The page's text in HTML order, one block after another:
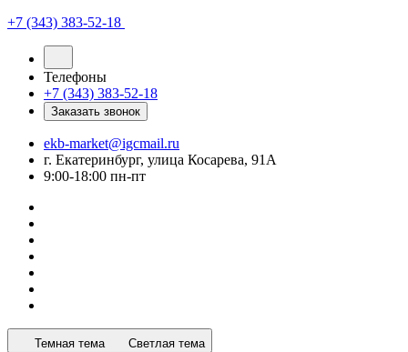
+7 (343) 383-52-18
Телефоны
+7 (343) 383-52-18
Заказать звонок
ekb-market@igcmail.ru
г. Екатеринбург, улица Косарева, 91А
9:00-18:00 пн-пт
Темная тема Светлая тема